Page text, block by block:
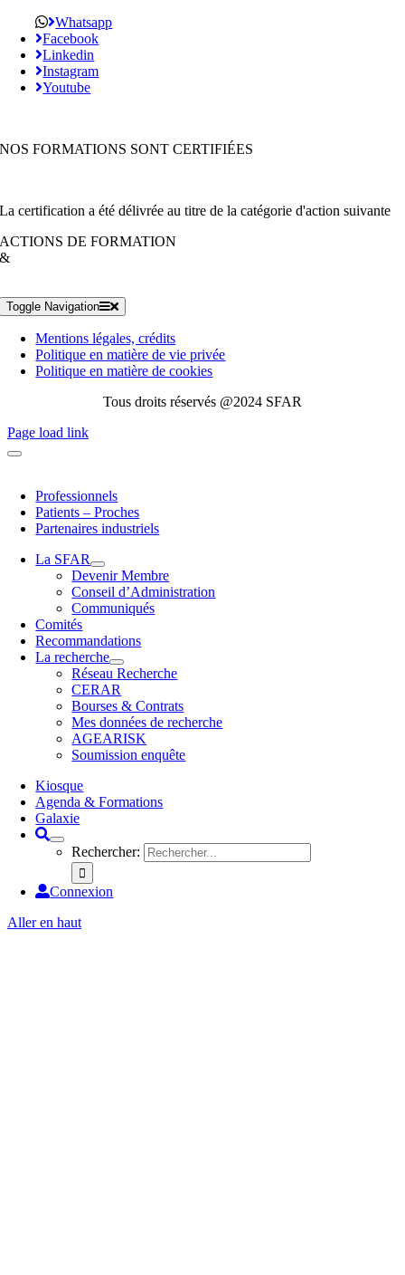
Whatsapp
Facebook
Linkedin
Instagram
Youtube
NOS FORMATIONS SONT CERTIFIÉES
La certification a été délivrée au titre de la catégorie d'action suivante
ACTIONS DE FORMATION
&
Toggle Navigation
Mentions légales, crédits
Politique en matière de vie privée
Politique en matière de cookies
Tous droits réservés @2024 SFAR
Page load link
Professionnels
Patients – Proches
Partenaires industriels
La SFAR
Devenir Membre
Conseil d’Administration
Communiqués
Comités
Recommandations
La recherche
Réseau Recherche
CERAR
Bourses & Contrats
Mes données de recherche
AGEARISK
Soumission enquête
Kiosque
Agenda & Formations
Galaxie
Rechercher:
Connexion
Aller en haut